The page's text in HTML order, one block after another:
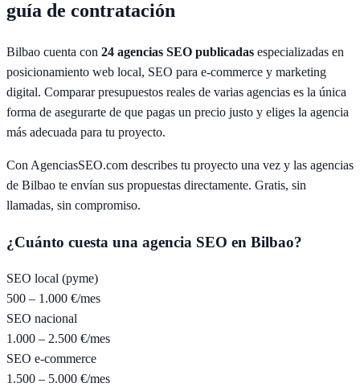
guía de contratación
Bilbao cuenta con 24 agencias SEO publicadas especializadas en
posicionamiento web local, SEO para e-commerce y marketing
digital. Comparar presupuestos reales de varias agencias es la única
forma de asegurarte de que pagas un precio justo y eliges la agencia
más adecuada para tu proyecto.
Con AgenciasSEO.com describes tu proyecto una vez y las agencias
de Bilbao te envían sus propuestas directamente. Gratis, sin
llamadas, sin compromiso.
¿Cuánto cuesta una agencia SEO en Bilbao?
SEO local (pyme)
500 – 1.000 €/mes
SEO nacional
1.000 – 2.500 €/mes
SEO e-commerce
1.500 – 5.000 €/mes